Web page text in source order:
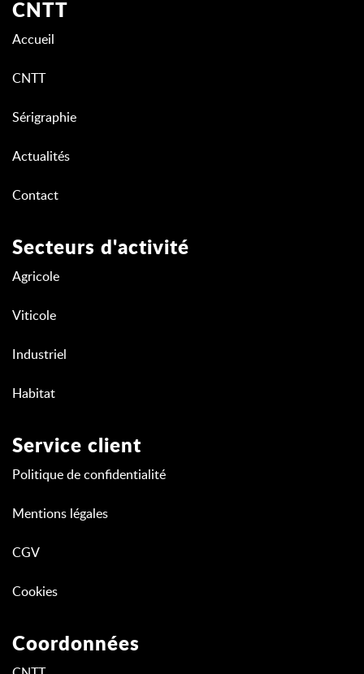
CNTT
Accueil
CNTT
Sérigraphie
Actualités
Contact
Secteurs d'activité
Agricole
Viticole
Industriel
Habitat
Service client
Politique de confidentialité
Mentions légales
CGV
Cookies
Coordonnées